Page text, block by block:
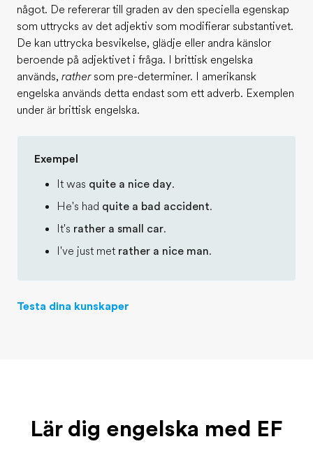
något. De refererar till graden av den speciella egenskap
som uttrycks av det adjektiv som modifierar substantivet.
De kan uttrycka besvikelse, glädje eller andra känslor
beroende på adjektivet i fråga. I brittisk engelska
används, rathersom pre-determiner. I amerikansk
engelska används detta endast som ett adverb. Exemplen
under är brittisk engelska.
Exempel
It was quite a nice day.
He's had quite a bad accident.
It's rather a small car.
I've just met rather a nice man.
Testa dina kunskaper
Lär dig engelska med EF